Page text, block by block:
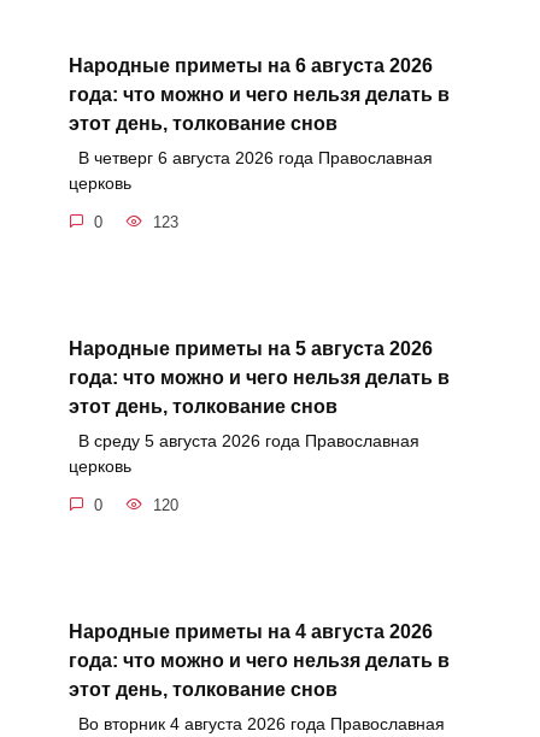
Народные приметы на 6 августа 2026
года: что можно и чего нельзя делать в
этот день, толкование снов
В четверг 6 августа 2026 года Православная
церковь
0 123
Народные приметы на 5 августа 2026
года: что можно и чего нельзя делать в
этот день, толкование снов
В среду 5 августа 2026 года Православная
церковь
0 120
Народные приметы на 4 августа 2026
года: что можно и чего нельзя делать в
этот день, толкование снов
Во вторник 4 августа 2026 года Православная